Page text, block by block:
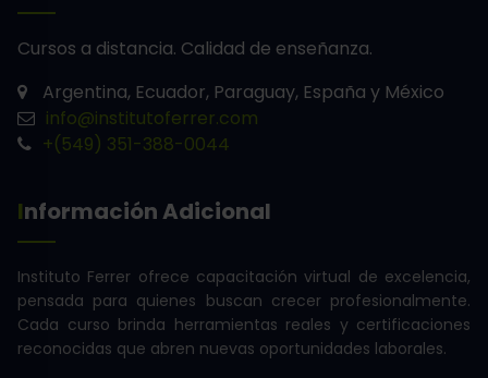
Cursos a distancia. Calidad de enseñanza.
Argentina, Ecuador, Paraguay, España y México
info@institutoferrer.com
+(549) 351-388-0044
Información Adicional
Instituto Ferrer ofrece capacitación virtual de excelencia,
pensada para quienes buscan crecer profesionalmente.
Cada curso brinda herramientas reales y certificaciones
reconocidas que abren nuevas oportunidades laborales.